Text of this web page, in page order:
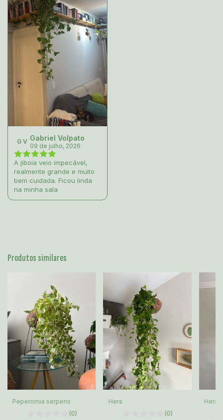
G V Gabriel Volpato
09 de julho, 2026
A jiboia veio impecável,
realmente grande e muito
bem cuidada. Ficou linda
na minha sala
Produtos similares
Peperomia serpens
(0)
Hera
(0)
Hera